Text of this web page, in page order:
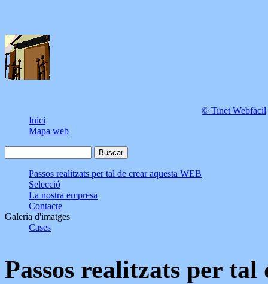
Inici
Mapa web
Passos realitzats per tal de crear aquesta WEB
Selecció
La nostra empresa
Contacte
Galeria d'imatges
Cases
Passos realitzats per
© Tinet Webfàcil